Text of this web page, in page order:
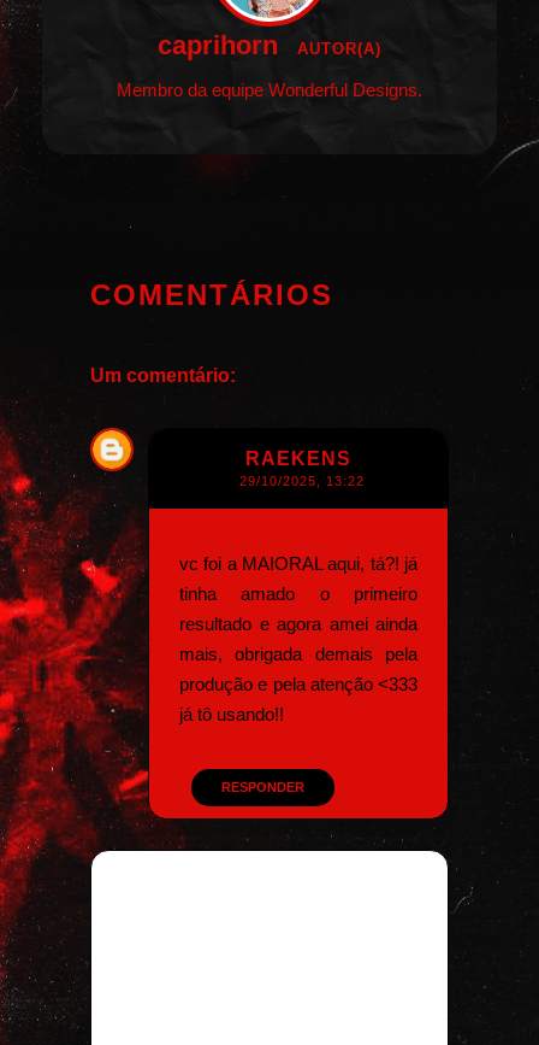
caprihorn AUTOR(A)
Membro da equipe Wonderful Designs.
COMENTÁRIOS
Um comentário:
RAEKENS
29/10/2025, 13:22
vc foi a MAIORAL aqui, tá?! já
tinha amado o primeiro
resultado e agora amei ainda
mais, obrigada demais pela
produção e pela atenção <333
já tô usando!!
RESPONDER